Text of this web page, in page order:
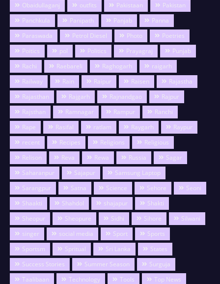
Obaidullaganj
outfits Pakistaan
Pakistan
Panchkula
Panipath Panjab
Panna
Paraswada
Petrol Diesel Photo
Poetries
Poitics
pol Politics Prayagraj
Punjab
Rachi
Raebareli Raghogarh
raigarh
Railway
Rain Raipur Raisen
Rajastha
Rajasthan
Rajgarh Rajnandgao
Rajpur
Rajsthan
Ramnagar Rampur
Ranchi
Rape
Rasifal ratlam Raygarh
Raypur
recent
Recipes Religions
Religious
Relison
Reva Rewa Russia
Sagar
Saharanpur
Sajapur
Samsung Laptop
Sarangpur
Satna Science Sehore
Seoni
Shaakti
Shahdol shajapur
Shakti
Sheopur
Sheopure Sidhi Sihore
Silwani
singer
social media Sport
Sports
Sportsm
Spritual Sri Lanka
States
Success Stories
Summer Season
Surguja
Taalibaan
Technology Tools
Top News